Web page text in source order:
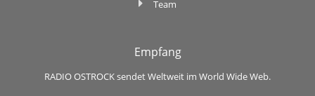
Team
Empfang
RADIO OSTROCK sendet Weltweit im World Wide Web.